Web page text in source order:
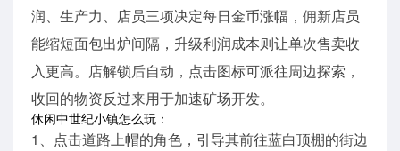
润、生产力、店员三项决定每日金币涨幅，佣新店员
能缩短面包出炉间隔，升级利润成本则让单次售卖收
入更高。店解锁后自动，点击图标可派往周边探索，
收回的物资反过来用于加速矿场开发。
休闲中世纪小镇怎么玩：
1、点击道路上帽的角色，引导其前往蓝白顶棚的街边